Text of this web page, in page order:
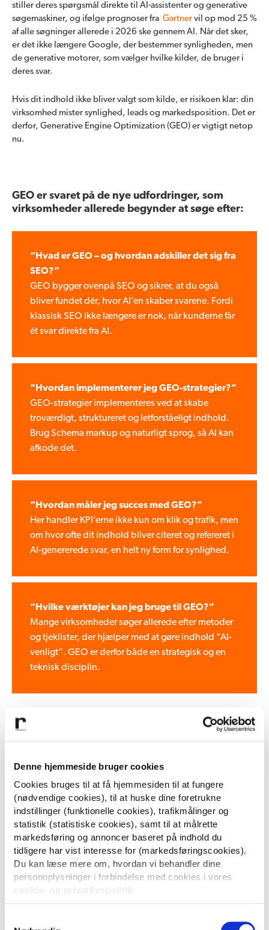
Denne hjemmeside bruger cookies
Cookies bruges til at få hjemmesiden til at fungere
(nødvendige cookies), til at huske dine foretrukne
indstillinger (funktionelle cookies), trafikmålinger og
statistik (statistiske cookies), samt til at målrette
markedsføring og annoncer baseret på indhold du
tidligere har vist interesse for (markedsføringscookies).
Du kan læse mere om, hvordan vi behandler dine
personoplysninger i forbindelse med cookies i vores
cookie- og privatlivspolitik
stiller deres spørgsmål direkte til AI-assistenter og generative
søgemaskiner, og ifølge prognoser fra Gartner vil op mod 25 %
af alle søgninger allerede i 2026 ske gennem AI. Når det sker,
er det ikke længere Google, der bestemmer synligheden, men
de generative motorer, som vælger hvilke kilder, de bruger i
deres svar.
Hvis dit indhold ikke bliver valgt som kilde, er risikoen klar: din
virksomhed mister synlighed, leads og markedsposition. Det er
derfor, Generative Engine Optimization (GEO) er vigtigt netop
nu.
GEO er svaret på de nye udfordringer, som
virksomheder allerede begynder at søge efter:
“Hvad er GEO – og hvordan adskiller det sig fra
SEO?”
GEO bygger ovenpå SEO og sikrer, at du også
bliver fundet dér, hvor AI’en skaber svarene. Fordi
klassisk SEO ikke længere er nok, når kunderne får
ét svar direkte fra AI.
“Hvordan implementerer jeg GEO-strategier?”
GEO-strategier implementeres ved at skabe
troværdigt, struktureret og letforståeligt indhold.
Brug Schema markup og naturligt sprog, så AI kan
afkode det.
“Hvordan måler jeg succes med GEO?”
Her handler KPI’erne ikke kun om klik og trafik, men
om hvor ofte dit indhold bliver citeret og refereret i
AI-genererede svar, en helt ny form for synlighed.
“Hvilke værktøjer kan jeg bruge til GEO?”
Mange virksomheder søger allerede efter metoder
og tjeklister, der hjælper med at gøre indhold “AI-
venligt”. GEO er derfor både en strategisk og en
teknisk disciplin.
Kort sagt:
GEO handler om at fremtidssikre din digitale tilstedeværelse.
dominerede søgelandskabet, bliver GEO nu en nødvendighed,
fordi søgningen flytter sig til AI.
Med en målrettet GEO-strategi bliver din virksomhed ikke bare
fundet, den bliver brugt, citeret og anbefalet af de systemer,
som dine kunder i stigende grad stoler på.